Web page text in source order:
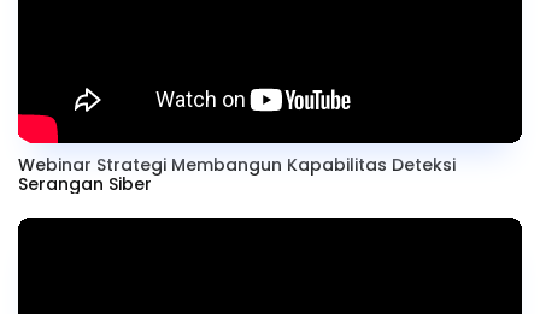
Webinar Strategi Membangun Kapabilitas Deteksi
Serangan Siber